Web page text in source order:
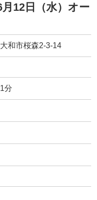
12日（水）オー
和市桜森2-3-14
分